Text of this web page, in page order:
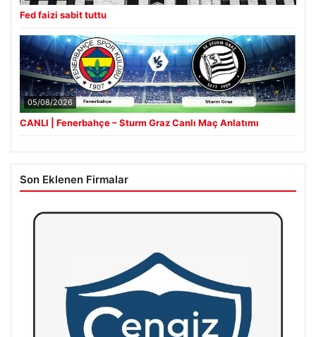
Fed faizi sabit tuttu
05/08/2026
CANLI | Fenerbahçe – Sturm Graz Canlı Maç Anlatımı
Son Eklenen Firmalar